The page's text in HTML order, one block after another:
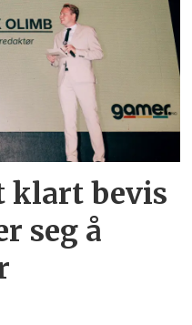
klart bevis
seg å